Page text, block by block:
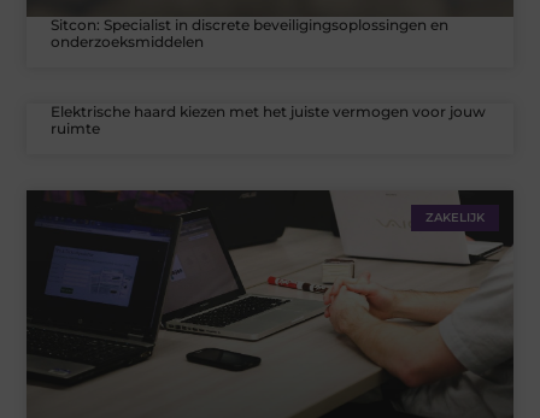
Sitcon: Specialist in discrete beveiligingsoplossingen en
onderzoeksmiddelen
Elektrische haard kiezen met het juiste vermogen voor jouw
ruimte
ZAKELIJK